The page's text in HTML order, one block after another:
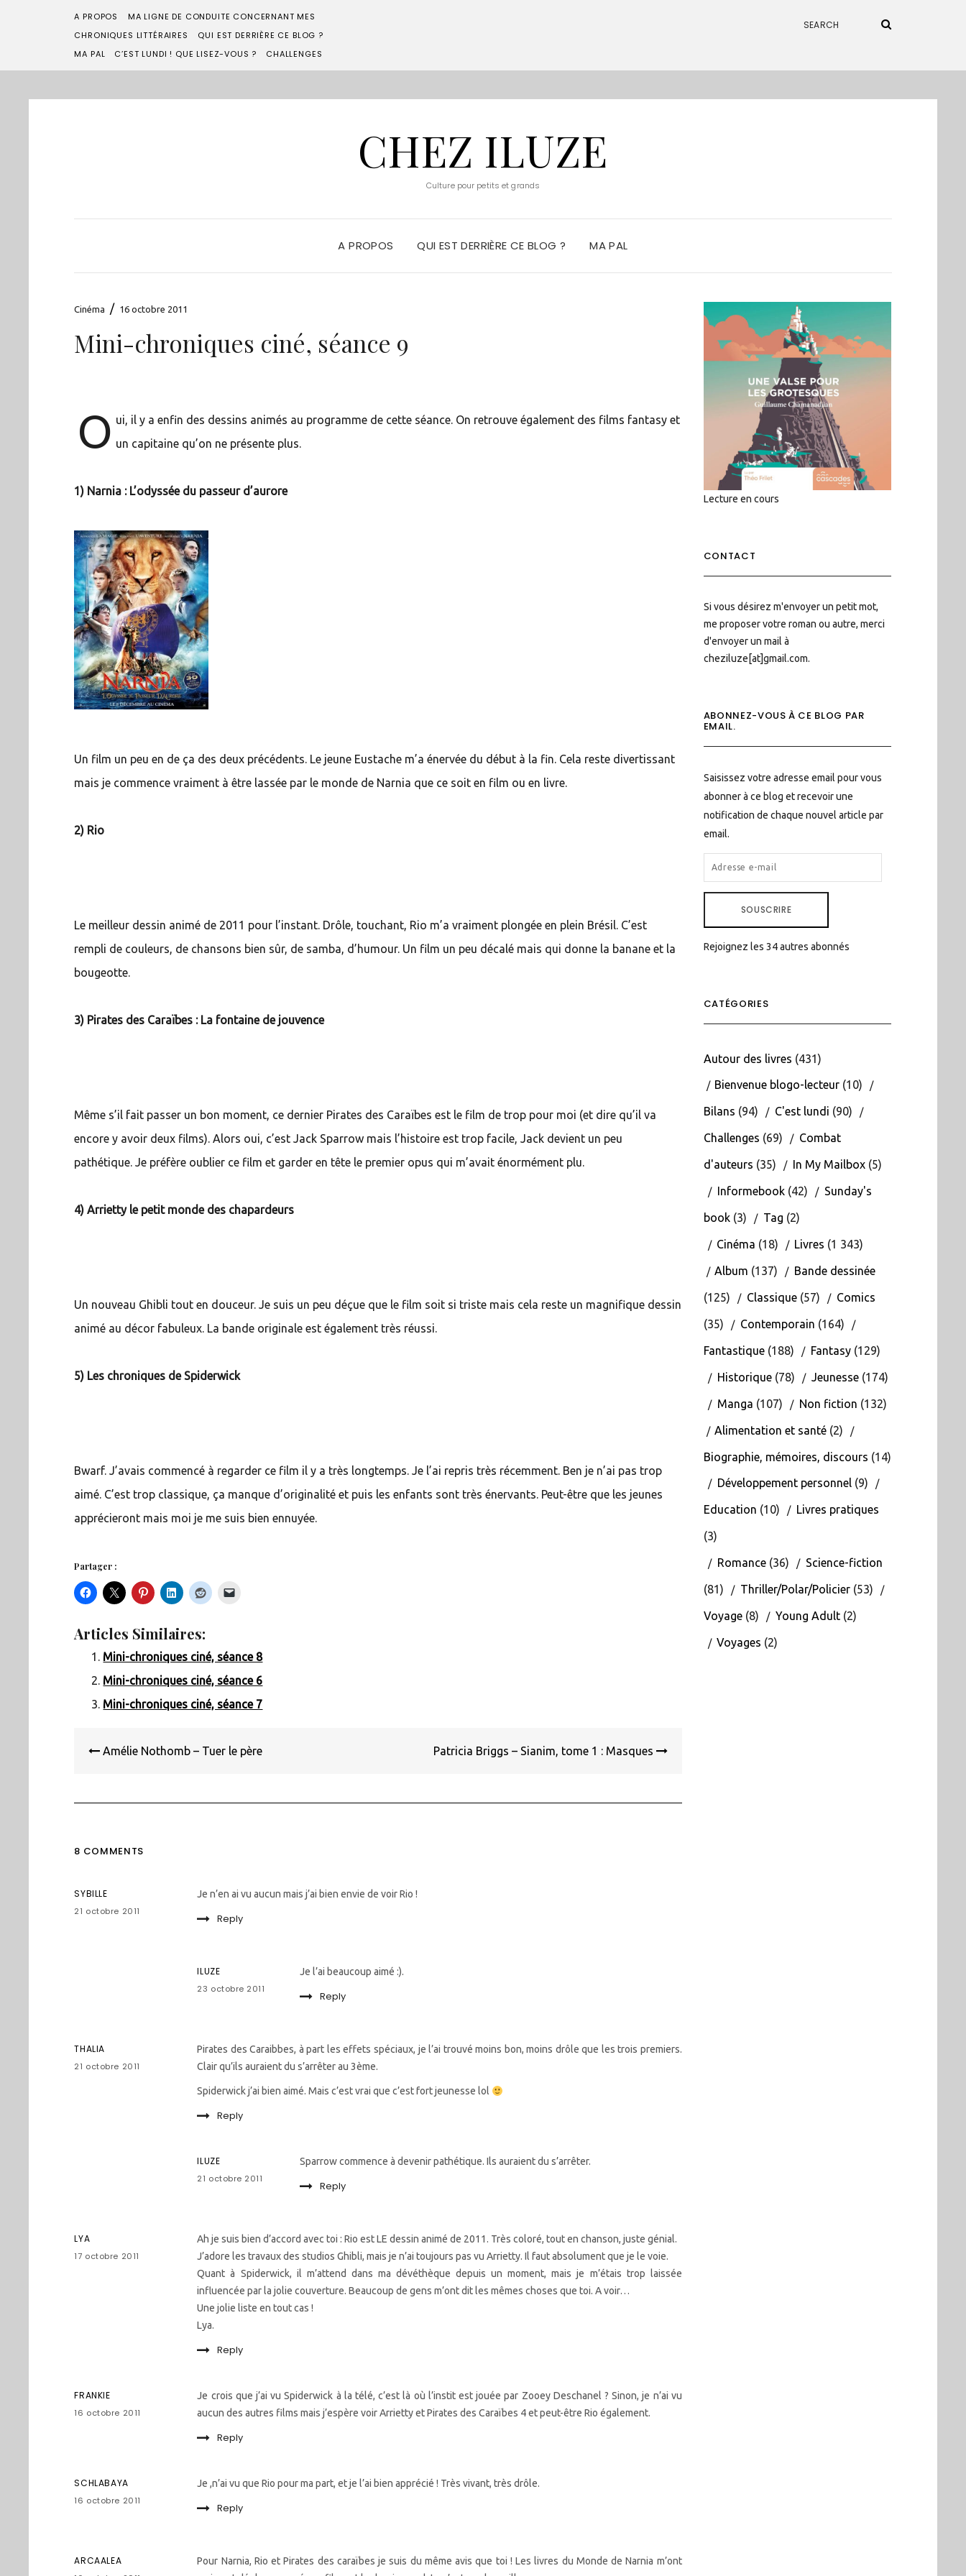
A PROPOS
MA LIGNE DE CONDUITE CONCERNANT MES
CHRONIQUES LITTÉRAIRES
QUI EST DERRIÈRE CE BLOG ?
MA PAL
C’EST LUNDI ! QUE LISEZ-VOUS ? CHALLENGES
CHEZ ILUZE
Culture pour petits et grands
A PROPOS QUI EST DERRIÈRE CE BLOG ? MA PAL
Cinéma / 16 octobre 2011
Mini-chroniques ciné, séance 9
O ui, il y a enfin des dessins animés au programme de cette séance. On retrouve également des films fantasy et
un capitaine qu’on ne présente plus.
1) Narnia : L’odyssée du passeur d’aurore
Un film un peu en de ça des deux précédents. Le jeune Eustache m’a énervée du début à la fin. Cela reste divertissant
mais je commence vraiment à être lassée par le monde de Narnia que ce soit en film ou en livre.
2) Rio
Le meilleur dessin animé de 2011 pour l’instant. Drôle, touchant, Rio m’a vraiment plongée en plein Brésil. C’est
rempli de couleurs, de chansons bien sûr, de samba, d’humour. Un film un peu décalé mais qui donne la banane et la
bougeotte.
3) Pirates des Caraïbes : La fontaine de jouvence
Même s’il fait passer un bon moment, ce dernier Pirates des Caraïbes est le film de trop pour moi (et dire qu’il va
encore y avoir deux films). Alors oui, c’est Jack Sparrow mais l’histoire est trop facile, Jack devient un peu
pathétique. Je préfère oublier ce film et garder en tête le premier opus qui m’avait énormément plu.
4) Arrietty le petit monde des chapardeurs
Un nouveau Ghibli tout en douceur. Je suis un peu déçue que le film soit si triste mais cela reste un magnifique dessin
animé au décor fabuleux. La bande originale est également très réussi.
5) Les chroniques de Spiderwick
Bwarf. J’avais commencé à regarder ce film il y a très longtemps. Je l’ai repris très récemment. Ben je n’ai pas trop
aimé. C’est trop classique, ça manque d’originalité et puis les enfants sont très énervants. Peut-être que les jeunes
apprécieront mais moi je me suis bien ennuyée.
Partager :
Articles Similaires:
Mini-chroniques ciné, séance 8
Mini-chroniques ciné, séance 6
Mini-chroniques ciné, séance 7
de
Amélie Nothomb – Tuer le père Patricia Briggs – Sianim, tome 1 : Masques
8 COMMENTS
SYBILLE
21 octobre 2011
Je n’en ai vu aucun mais j’ai bien envie de voir Rio !
Reply
ILUZE
23 octobre 2011
Je l’ai beaucoup aimé :).
Reply
THALIA
21 octobre 2011
Pirates des Caraibbes, à part les effets spéciaux, je l’ai trouvé moins bon, moins drôle que les trois premiers.
Clair qu’ils auraient du s’arrêter au 3ème.
Spiderwick j’ai bien aimé. Mais c’est vrai que c’est fort jeunesse lol
Reply
ILUZE
21 octobre 2011
Sparrow commence à devenir pathétique. Ils auraient du s’arrêter.
Reply
LYA
17 octobre 2011
Ah je suis bien d’accord avec toi : Rio est LE dessin animé de 2011. Très coloré, tout en chanson, juste génial.
J’adore les travaux des studios Ghibli, mais je n’ai toujours pas vu Arrietty. Il faut absolument que je le voie.
Quant à Spiderwick, il m’attend dans ma dévéthèque depuis un moment, mais je m’étais trop laissée
influencée par la jolie couverture. Beaucoup de gens m’ont dit les mêmes choses que toi. A voir…
Une jolie liste en tout cas !
Lya.
Reply
FRANKIE
16 octobre 2011
Je crois que j’ai vu Spiderwick à la télé, c’est là où l’instit est jouée par Zooey Deschanel ? Sinon, je n’ai vu
aucun des autres films mais j’espère voir Arrietty et Pirates des Caraïbes 4 et peut-être Rio également.
Reply
SCHLABAYA
16 octobre 2011
Je ,n’ai vu que Rio pour ma part, et je l’ai bien apprécié ! Très vivant, très drôle.
Reply
ARCAALEA
Pour Narnia, Rio et Pirates des caraïbes je suis du même avis que toi ! Les livres du Monde de Narnia m’ont
Lecture en cours
CONTACT
Si vous désirez m'envoyer un petit mot,
me proposer votre roman ou autre, merci
d'envoyer un mail à
cheziluze[at]gmail.com.
ABONNEZ-VOUS À CE BLOG PAR
EMAIL.
Saisissez votre adresse email pour vous
abonner à ce blog et recevoir une
notification de chaque nouvel article par
email.
ADRESSE
E-
SOUSCRIRE
Rejoignez les 34 autres abonnés
CATÉGORIES
Autour des livres (431)
Bienvenue blogo-lecteur(10)
Bilans (94) C'est lundi (90)
Challenges (69) Combat
d'auteurs (35) In My Mailbox(5)
Informebook(42) Sunday's
book(3) Tag (2)
Cinéma (18) Livres (1 343)
Album (137) Bande dessinée
(125) Classique(57) Comics
(35) Contemporain (164)
Fantastique(188) Fantasy(129)
Historique(78) Jeunesse(174)
Manga (107) Non fiction (132)
Alimentation et santé(2)
Biographie, mémoires, discours (14)
Développement personnel(9)
Education (10) Livres pratiques
(3)
Romance(36) Science-fiction
(81) Thriller/Polar/Policier(53)
Voyage(8) Young Adult(2)
Voyages (2)